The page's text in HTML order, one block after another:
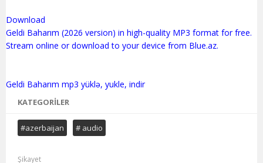
Download
Geldi Baharım (2026 version) in high-quality MP3 format for free.
Stream online or download to your device from Blue.az.
KATEGORILER
#azerbaijan # audio
Şikayet